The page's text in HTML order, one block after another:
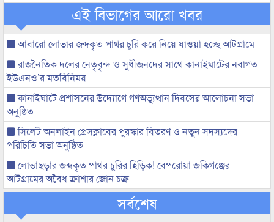
এই বিভাগের আরো খবর
আবারো লোভার জব্দকৃত পাথর চুরি করে নিয়ে যাওয়া হচ্ছে আটগ্রামে
রাজনৈতিক দলের নেতৃবৃন্দ ও সুধীজনদের সাথে কানাইঘাটের নবাগত
ইউএনও’র মতবিনিময়
কানাইঘাটে প্রশাসনের উদ্যোগে গণঅভ্যুত্থান দিবসের আলোচনা সভা
অনুষ্ঠিত
সিলেট অনলাইন প্রেসক্লাবের পুরস্কার বিতরণ ও নতুন সদস্যদের
পরিচিতি সভা অনুষ্ঠিত
লোভাছড়ার জব্দকৃত পাথর চুরির হিড়িক! বেপরোয়া জকিগঞ্জের
আটগ্রামের অবৈধ ক্রাশার জোন চক্র
সর্বশেষ